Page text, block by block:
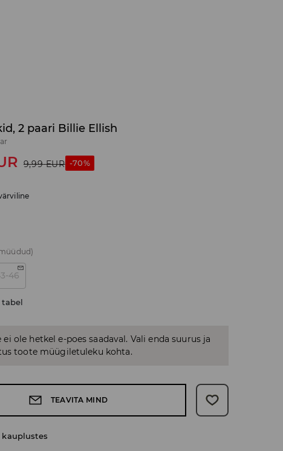
2 paari Billie Ellish
9,99 EUR -70%
46
tabel
ei ole hetkel e-poes saadaval. Vali enda suurus ja
toote müügiletuleku kohta.
TEAVITA MIND
kauplustes